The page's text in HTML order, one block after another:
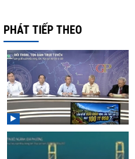
PHÁT TIẾP THEO